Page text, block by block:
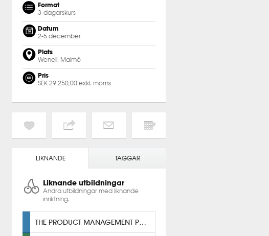
Format
3-dagarskurs
Datum
2-5 december
Plats
Wenell, Malmö
Pris
SEK 29 250,00 exkl. moms
LIKNANDE TAGGAR
Liknande utbildningar
Andra utbildningar med liknande
inriktning.
THE PRODUCT MANAGEMENT PROGRAM